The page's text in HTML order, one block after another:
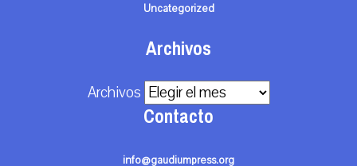
Uncategorized
Archivos
Archivos
Contacto
info@gaudiumpress.org